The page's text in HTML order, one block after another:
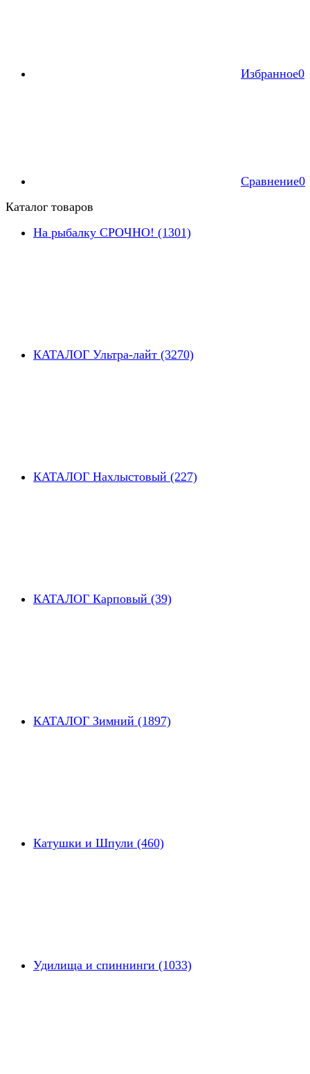
Избранное0
Сравнение0
Каталог товаров
На рыбалку СРОЧНО! (1301)
КАТАЛОГ Ультра-лайт (3270)
КАТАЛОГ Нахлыстовый (227)
КАТАЛОГ Карповый (39)
КАТАЛОГ Зимний (1897)
Катушки и Шпули (460)
Удилища и спиннинги (1033)